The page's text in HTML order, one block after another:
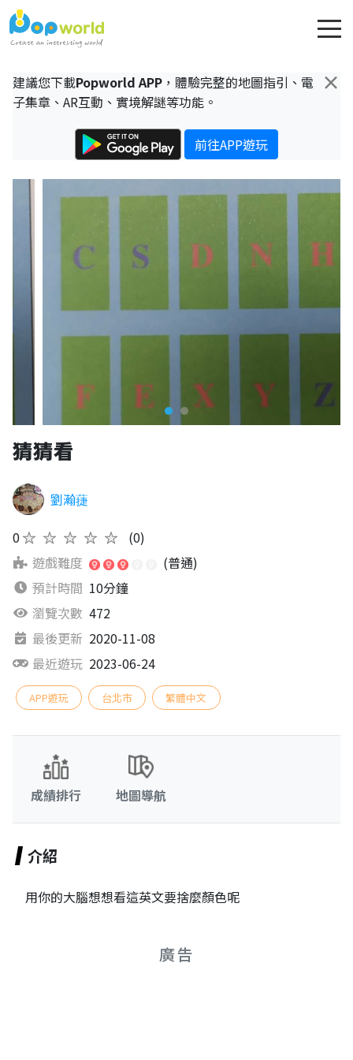
×
建議您下載Popworld APP ，體驗完整的地圖指引、電
子集章、AR互動、實境解謎等功能。
前往APP遊玩
猜猜看
劉瀚蓵
0★★★★★
(0)
遊戲難度
(普通)
預計時間 10分鐘
瀏覽次數 472
最後更新 2020-11-08
最近遊玩 2023-06-24
APP遊玩 台北市 繁體中文
成績排行 地圖導航
介紹
用你的大腦想想看這英文要捨麼顏色呢
廣告